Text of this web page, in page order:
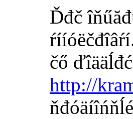
Ďđč
čő
http://